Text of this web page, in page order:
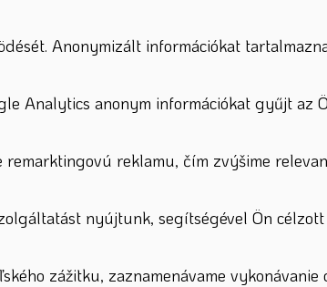
Anonymizált információkat
Analytics anonym információkat gyűjt az
reklamu, čím zvýšime
nyújtunk, segítségével Ön
zážitku, zaznamenávame